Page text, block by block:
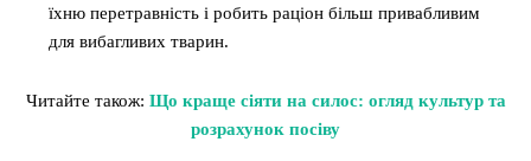
їхню перетравність і робить раціон більш привабливим
для вибагливих тварин.
Читайте також: Що краще сіяти на силос: огляд культур та
розрахунок посіву